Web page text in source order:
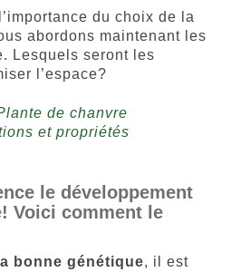
du choix de la
abordons maintenant les
Lesquels seront les
l’espace?
de chanvre
et propriétés
le développement
Voici comment le
bonne génétique, il est